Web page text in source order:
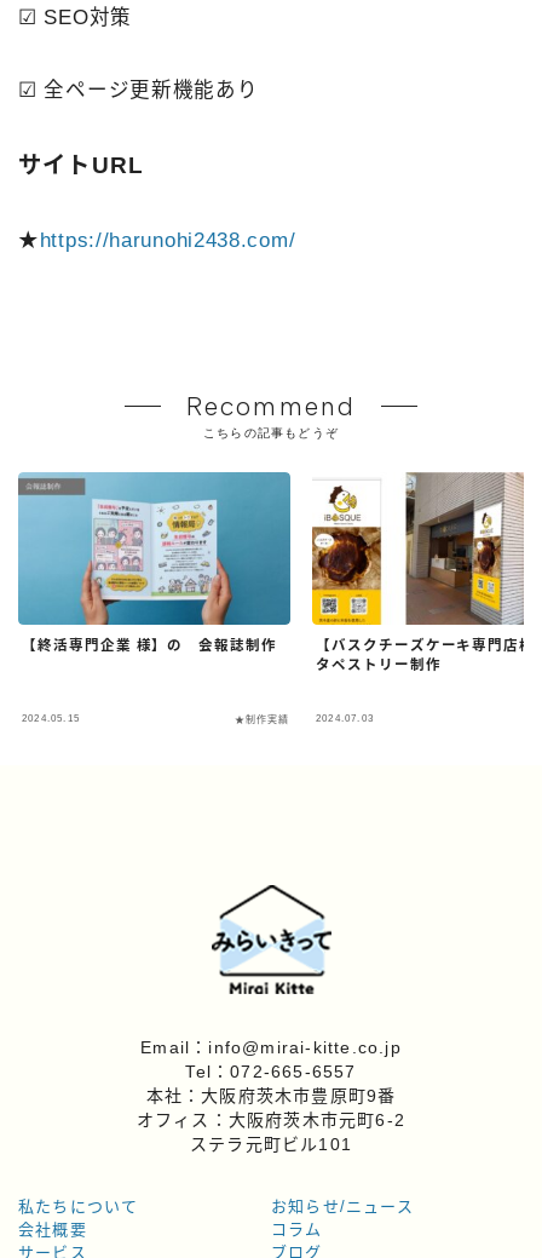
☑︎ SEO対策
☑︎ 全ページ更新機能あり
サイトURL
★https://harunohi2438.com/
Recommend
こちらの記事もどうぞ
【終活専門企業 様】の 会報誌制作
2024.05.15 ★制作実績
【バスクチーズケーキ専門店様
タペストリー制作
2024.07.03
Email：info@mirai-kitte.co.jp
Tel：072-665-6557
本社：大阪府茨木市豊原町9番
オフィス：大阪府茨木市元町6-2
ステラ元町ビル101
私たちについて
会社概要
サービス
お知らせ/ニュース
コラム
ブログ